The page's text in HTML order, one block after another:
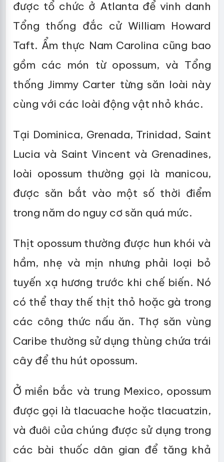
được tổ chức ở Atlanta để vinh danh
Tổng thống đắc cử William Howard
Taft. Ẩm thực Nam Carolina cũng bao
gồm các món từ opossum, và Tổng
thống Jimmy Carter từng săn loài này
cùng với các loài động vật nhỏ khác.
Tại Dominica, Grenada, Trinidad, Saint
Lucia và Saint Vincent và Grenadines,
loài opossum thường gọi là manicou,
được săn bắt vào một số thời điểm
trong năm do nguy cơ săn quá mức.
Thịt opossum thường được hun khói và
hầm, nhẹ và mịn nhưng phải loại bỏ
tuyến xạ hương trước khi chế biến. Nó
có thể thay thế thịt thỏ hoặc gà trong
các công thức nấu ăn. Thợ săn vùng
Caribe thường sử dụng thùng chứa trái
cây để thu hút opossum.
Ở miền bắc và trung Mexico, opossum
được gọi là tlacuache hoặc tlacuatzin,
và đuôi của chúng được sử dụng trong
các bài thuốc dân gian để tăng khả